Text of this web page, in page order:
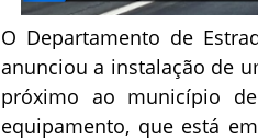
O Departamento de
anunciou a instalação de
próximo ao município
equipamento, que está